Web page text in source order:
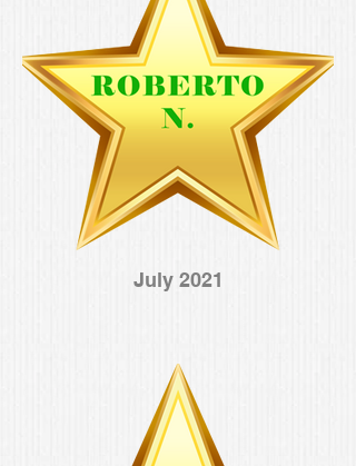
July 2021